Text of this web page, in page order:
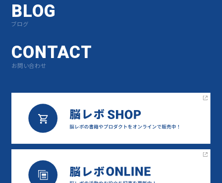
BLOG
ブログ
CONTACT
お問い合わせ